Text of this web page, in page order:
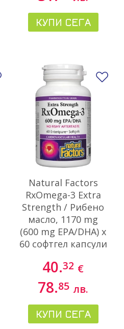
КУПИ СЕГА
Добави в любими
Natural Factors
RxOmega-3 Extra
Strength / Рибено
масло, 1170 mg
(600 mg EPA/DHA) х
60 софтгел капсули
40.32 €
78.85 лв.
КУПИ СЕГА